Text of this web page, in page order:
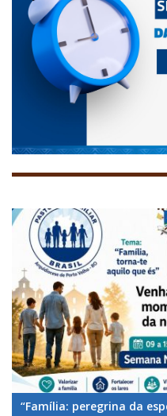
“Família: peregrina da